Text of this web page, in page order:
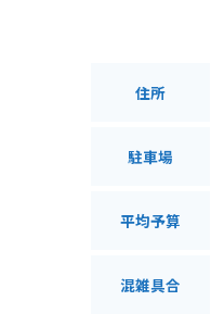
住所
駐車場
平均予算
混雑具合